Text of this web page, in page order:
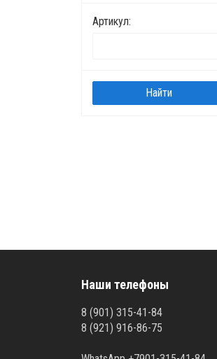
Артикул:
Наши телефоны
8 (901) 315-41-84
8 (921) 916-86-75